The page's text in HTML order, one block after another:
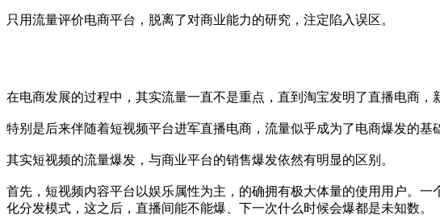
只用流量评价电商平台，脱离了对商业能力的研究，注定陷入误区。
在电商发展的过程中，其实流量一直不是重点，直到淘宝发明了直播电商
特别是后来伴随着短视频平台进军直播电商，流量似乎成为了电商爆发的基
其实短视频的流量爆发，与商业平台的销售爆发依然有明显的区别。
首先，短视频内容平台以娱乐属性为主，的确拥有极大体量的使用用户。
化分发模式，这之后，直播间能不能爆、下一次什么时候会爆都是未知数。